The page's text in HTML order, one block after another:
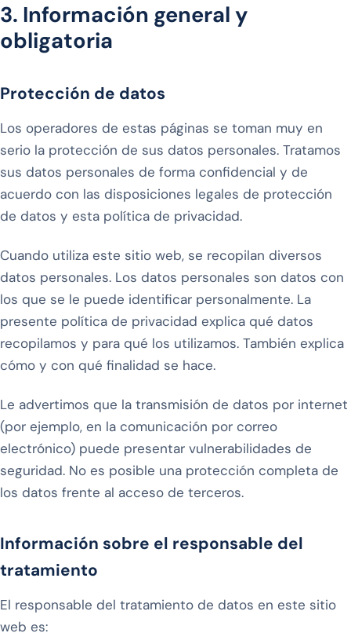
3. Información general y
obligatoria
Protección de datos
Los operadores de estas páginas se toman muy en
serio la protección de sus datos personales. Tratamos
sus datos personales de forma confidencial y de
acuerdo con las disposiciones legales de protección
de datos y esta política de privacidad.
Cuando utiliza este sitio web, se recopilan diversos
datos personales. Los datos personales son datos con
los que se le puede identificar personalmente. La
presente política de privacidad explica qué datos
recopilamos y para qué los utilizamos. También explica
cómo y con qué finalidad se hace.
Le advertimos que la transmisión de datos por internet
(por ejemplo, en la comunicación por correo
electrónico) puede presentar vulnerabilidades de
seguridad. No es posible una protección completa de
los datos frente al acceso de terceros.
Información sobre el responsable del
tratamiento
El responsable del tratamiento de datos en este sitio
web es: